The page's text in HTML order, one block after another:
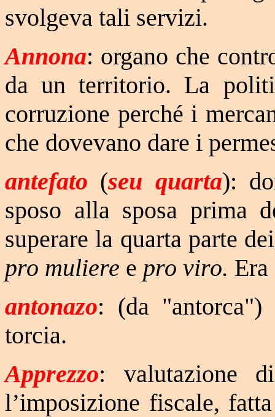
svolgeva tali servizi.
Annona: organo che
da un territorio. La
corruzione perché i
che dovevano dare i
antefato (seu quarta):
sposo alla sposa prima
superare la quarta parte
pro muliere e pro viro.
antonazo: (da
torcia.
Apprezzo: valutazione
l’imposizione fiscale,